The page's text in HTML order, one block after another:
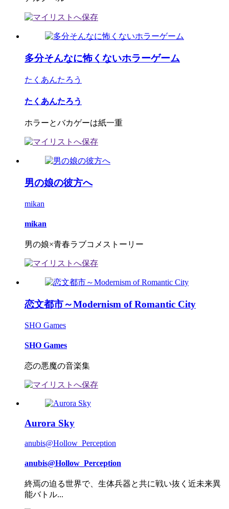
多分そんなに怖くないホラーゲーム
たくあんたろう
たくあんたろう
ホラーとバカゲーは紙一重
男の娘の彼方へ
mikan
mikan
男の娘×青春ラブコメストーリー
恋文都市～Modernism of Romantic City
SHO Games
SHO Games
恋の悪魔の音楽集
Aurora Sky
anubis@Hollow_Perception
anubis@Hollow_Perception
終焉の迫る世界で、生体兵器と共に戦い抜く近未来異
能バトル...